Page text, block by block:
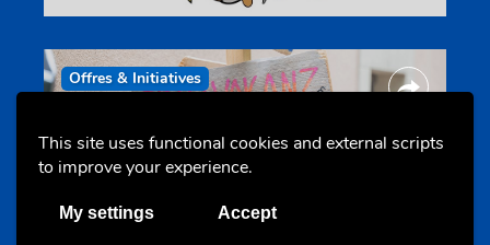
This site uses functional cookies and external scripts
to improve your experience.
My settings Accept
Offres & Initiatives